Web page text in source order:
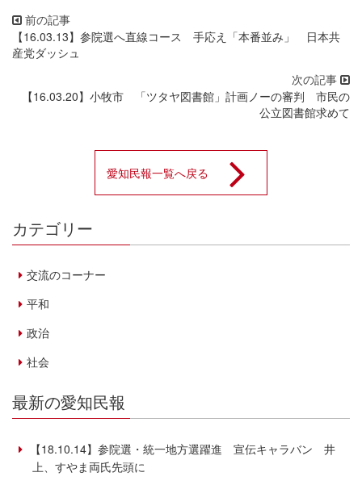
【16.03.13】参院選へ直線コース 手応え「本番並み」 日本共
産党ダッシュ
【16.03.20】小牧市 「ツタヤ図書館」計画ノーの審判 市民の
公立図書館求めて
愛知民報一覧へ戻る
カテゴリー
交流のコーナー
平和
政治
社会
最新の愛知民報
【18.10.14】参院選・統一地方選躍進 宣伝キャラバン 井
上、すやま両氏先頭に